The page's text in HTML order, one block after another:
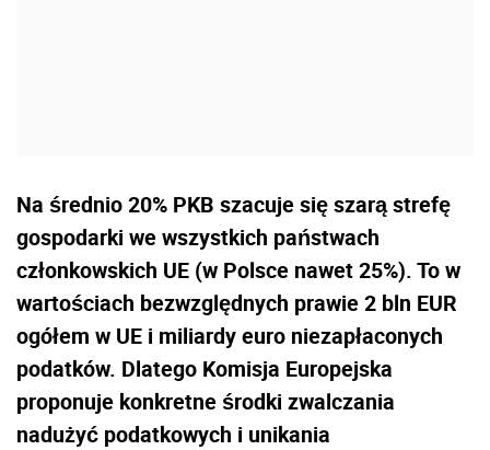
Na średnio 20% PKB szacuje się szarą strefę
gospodarki we wszystkich państwach
członkowskich UE (w Polsce nawet 25%). To w
wartościach bezwzględnych prawie 2 bln EUR
ogółem w UE i miliardy euro niezapłaconych
podatków. Dlatego Komisja Europejska
proponuje konkretne środki zwalczania
nadużyć podatkowych i unikania